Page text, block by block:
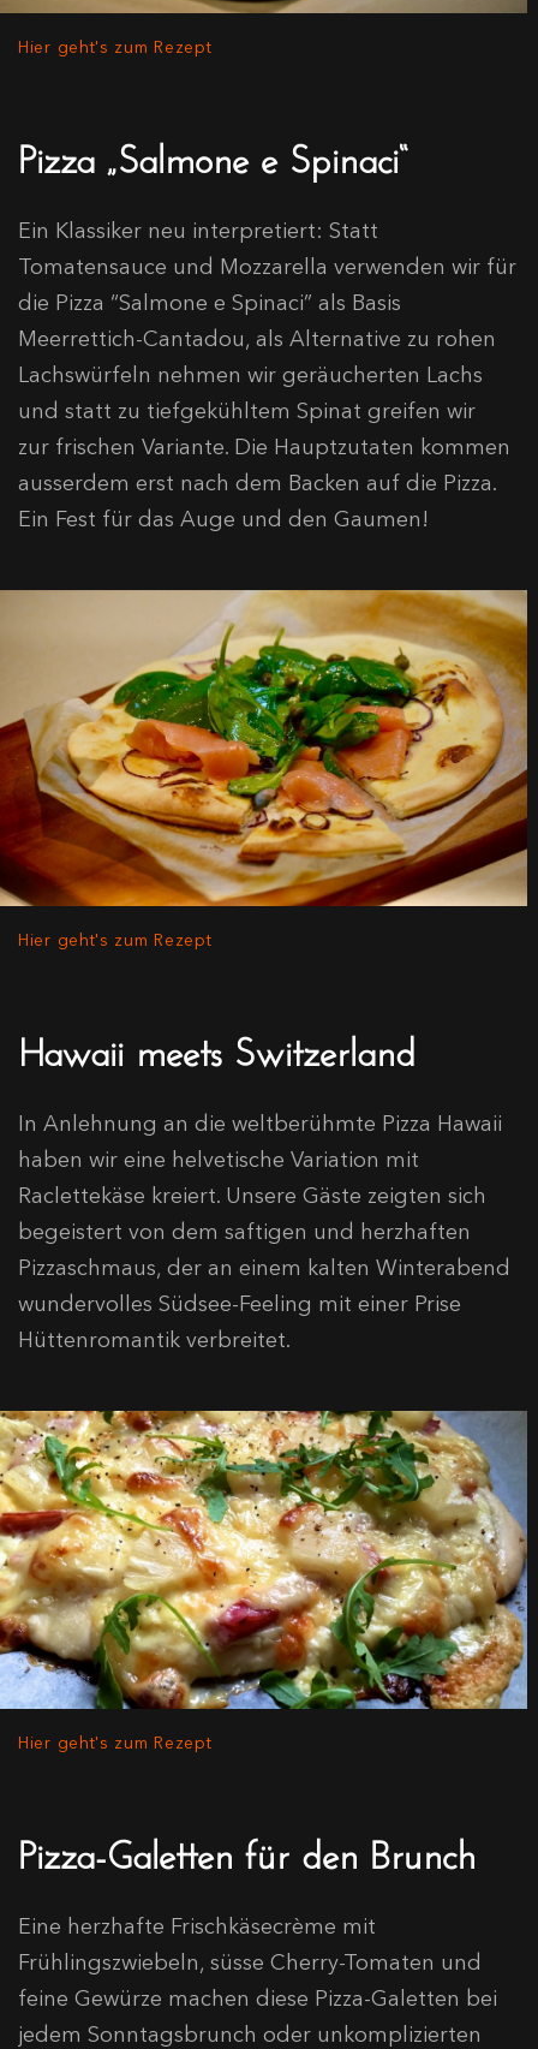
Hier geht's zum Rezept
Pizza „Salmone e Spinaci“
Ein Klassiker neu interpretiert: Statt
Tomatensauce und Mozzarella verwenden wir für
die Pizza “Salmone e Spinaci” als Basis
Meerrettich-Cantadou, als Alternative zu rohen
Lachswürfeln nehmen wir geräucherten Lachs
und statt zu tiefgekühltem Spinat greifen wir
zur frischen Variante. Die Hauptzutaten kommen
ausserdem erst nach dem Backen auf die Pizza.
Ein Fest für das Auge und den Gaumen!
Hier geht's zum Rezept
Hawaii meets Switzerland
In Anlehnung an die weltberühmte Pizza Hawaii
haben wir eine helvetische Variation mit
Raclettekäse kreiert. Unsere Gäste zeigten sich
begeistert von dem saftigen und herzhaften
Pizzaschmaus, der an einem kalten Winterabend
wundervolles Südsee-Feeling mit einer Prise
Hüttenromantik verbreitet.
Hier geht's zum Rezept
Pizza-Galetten für den Brunch
Eine herzhafte Frischkäsecrème mit
Frühlingszwiebeln, süsse Cherry-Tomaten und
feine Gewürze machen diese Pizza-Galetten bei
jedem Sonntagsbrunch oder unkomplizierten